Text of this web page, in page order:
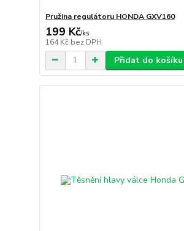
Pružina regulátoru HONDA GXV160
199 Kč/ks
164 Kč bez DPH
Přidat do košíku